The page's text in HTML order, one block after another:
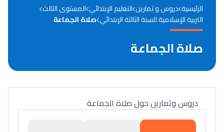
d'actualités
الرئيسية دروس و تمارين التعليم الإبتدائي المستوى الثالث
التربية الإسلامية للسنة الثالثة الإبتدائي صلاة الجماعة
صلاة الجماعة
دروس وتمارين حول صلاة الجماعة